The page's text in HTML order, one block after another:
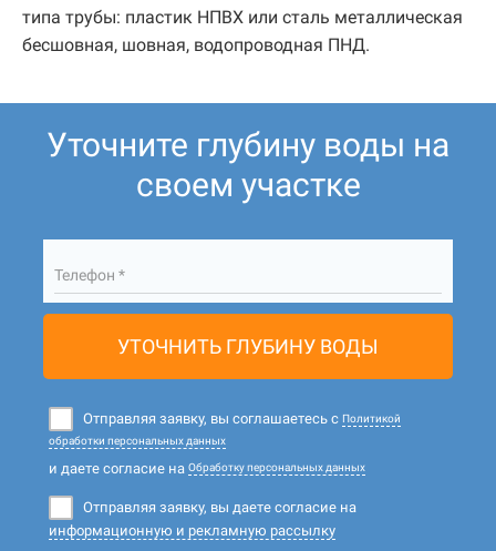
типа трубы: пластик НПВХ или сталь металлическая
бесшовная, шовная, водопроводная ПНД.
Уточните глубину воды на
своем участке
Телефон *
УТОЧНИТЬ ГЛУБИНУ ВОДЫ
Отправляя заявку, вы соглашаетесь с Политикой
обработки персональных данных
и даете согласие на Обработку персональных данных
Отправляя заявку, вы даете согласие на
информационную и рекламную рассылку